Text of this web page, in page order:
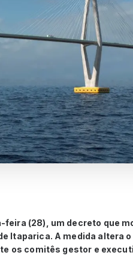
feira (28), um decreto que
Itaparica. A medida altera o
os comitês gestor e